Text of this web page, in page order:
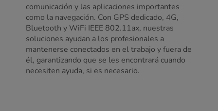
comunicación y las aplicaciones importantes
como la navegación. Con GPS dedicado, 4G,
Bluetooth y WiFi IEEE 802.11ax, nuestras
soluciones ayudan a los profesionales a
mantenerse conectados en el trabajo y fuera de
él, garantizando que se les encontrará cuando
necesiten ayuda, si es necesario.